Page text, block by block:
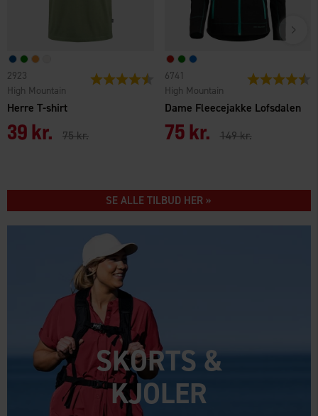
Herre T-shirt
High Mountain
2923 Vurdering: 4.5 ud af 5 stjerner
39 kr. 75 kr.
Dame Fleecejakke Lofsdalen
High Mountain
6741 Vurdering:
75 kr. 149 kr.
SE ALLE TILBUD HER »
SKORTS &
KJOLER